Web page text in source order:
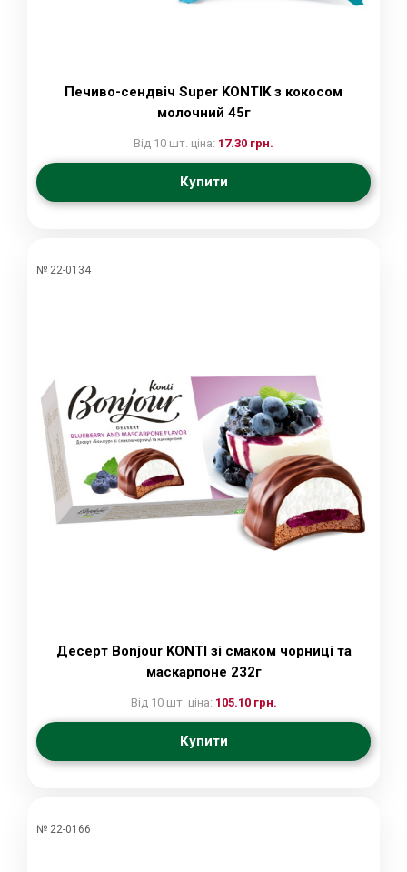
Печиво-сендвіч Super KONTIK з кокосом
молочний 45г
Від 10 шт. ціна: 17.30 грн.
Купити
№ 22-0134
Десерт Bonjour KONTI зі смаком чорниці та
маскарпоне 232г
Від 10 шт. ціна: 105.10 грн.
Купити
№ 22-0166